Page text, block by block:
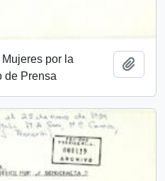
por la
de Prensa